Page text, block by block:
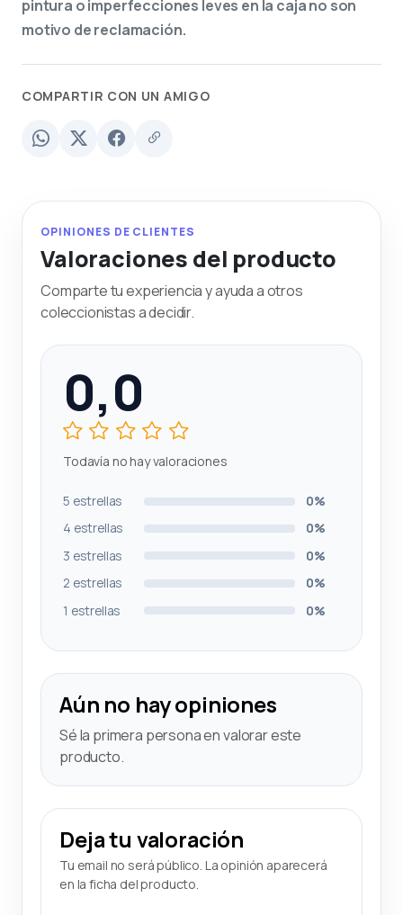
pintura o imperfecciones leves en la caja no son
motivo de reclamación.
COMPARTIR CON UN AMIGO
OPINIONES DE CLIENTES
Valoraciones del producto
Comparte tu experiencia y ayuda a otros
coleccionistas a decidir.
0,0
Todavía no hay valoraciones
5 estrellas
0%
4 estrellas
0%
3 estrellas
0%
2 estrellas
0%
1 estrellas
0%
Aún no hay opiniones
Sé la primera persona en valorar este
producto.
Deja tu valoración
Tu email no será público. La opinión aparecerá
en la ficha del producto.